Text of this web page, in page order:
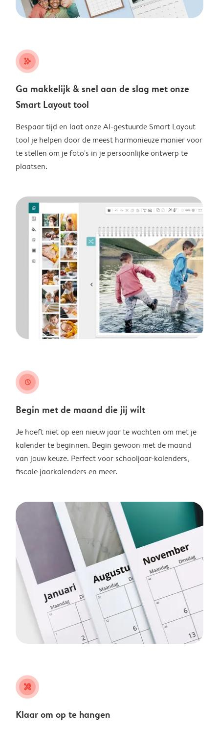
stars_plus
Ga makkelijk & snel aan de slag met onze
Smart Layout tool
Bespaar tijd en laat onze AI-gestuurde Smart Layout
tool je helpen door de meest harmonieuze manier voor
te stellen om je foto's in je persoonlijke ontwerp te
plaatsen.
clock
Begin met de maand die jij wilt
Je hoeft niet op een nieuw jaar te wachten om met je
kalender te beginnen. Begin gewoon met de maand
van jouw keuze. Perfect voor schooljaar-kalenders,
fiscale jaarkalenders en meer.
tools
Klaar om op te hangen